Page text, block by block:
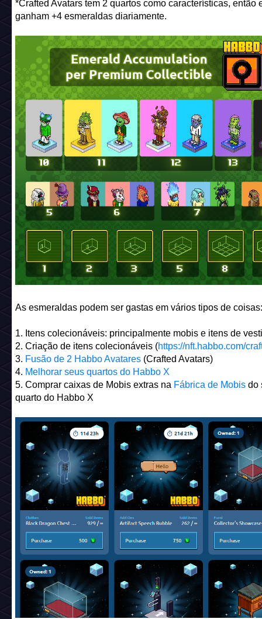
*Crafted Avatars tem 2 quartos como características, então
ganham +4 esmeraldas diariamente.
As esmeraldas podem ser gastas em vários tipos de coisas:
1. Itens colecionáveis: principalmente mobis e itens de
2. Criação de itens colecionáveis (https://nft.habbo.com/
3. Fusão de 2 Habbo Avatares(Crafted Avatars)
4. Melhorar seus quartos do Habbo X
5. Comprar caixas de Mobis extras na Fábrica de Mobisdo
quarto do Habbo X